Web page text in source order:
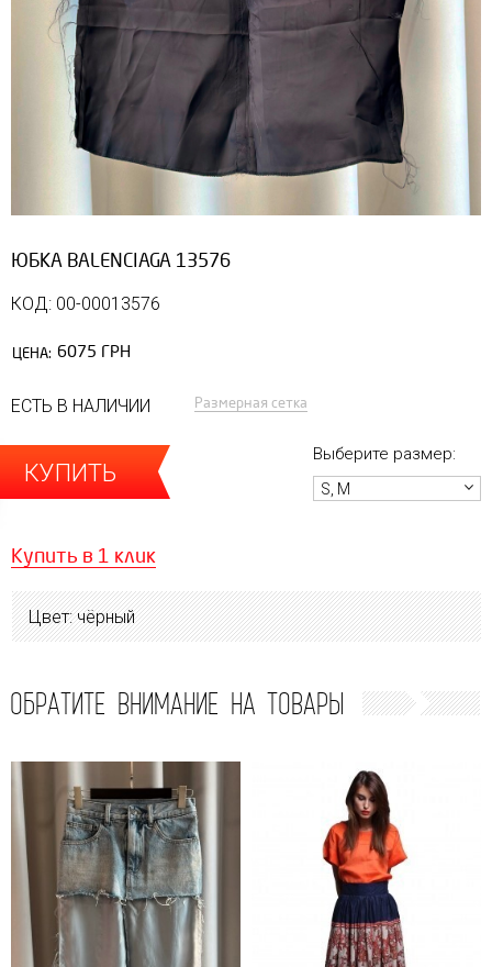
ЮБКА BALENCIAGA 13576
КОД: 00-00013576
ЦЕНА: 6075 ГРН
ЕСТЬ В НАЛИЧИИ Размерная сетка
КУПИТЬ
Выберите размер:
S, M
Купить в 1 клик
Цвет: чёрный
ОБРАТИТЕ ВНИМАНИЕ НА ТОВАРЫ